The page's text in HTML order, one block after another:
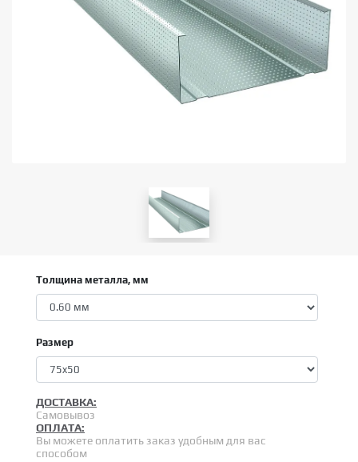
Толщина металла, мм
Размер
ДОСТАВКА:
Самовывоз
ОПЛАТА:
Вы можете оплатить заказ удобным для вас
способом